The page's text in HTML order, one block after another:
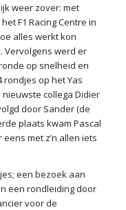
weer zover: met
F1 Racing Centre in
alles werkt kon
Vervolgens werd er
op snelheid en
op het Yas
nieuwste collega Didier
door Sander (de
plaats kwam Pascal
met z’n allen iets
een bezoek aan
een rondleiding door
voor de